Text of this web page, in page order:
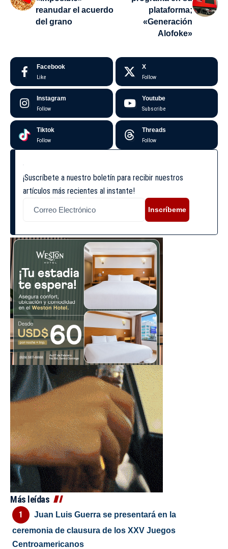
reanudar el acuerdo
del grano
plataforma;
«Generación
Alofoke»
Facebook
Like
X
Follow
Instagram
Follow
Youtube
Subscribe
Tiktok
Follow
Threads
Follow
¡Suscríbete a nuestro boletín para recibir nuestros
artículos más recientes al instante!
Inscríbeme
Más leídas
Juan Luis Guerra se presentará en la
ceremonia de clausura de los XXV Juegos
Centroamericanos